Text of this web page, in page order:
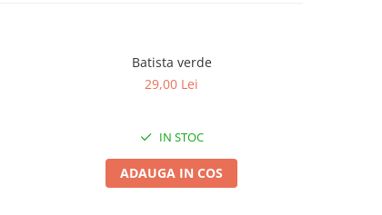
Batista verde
29,00 Lei
IN STOC
ADAUGA IN COS